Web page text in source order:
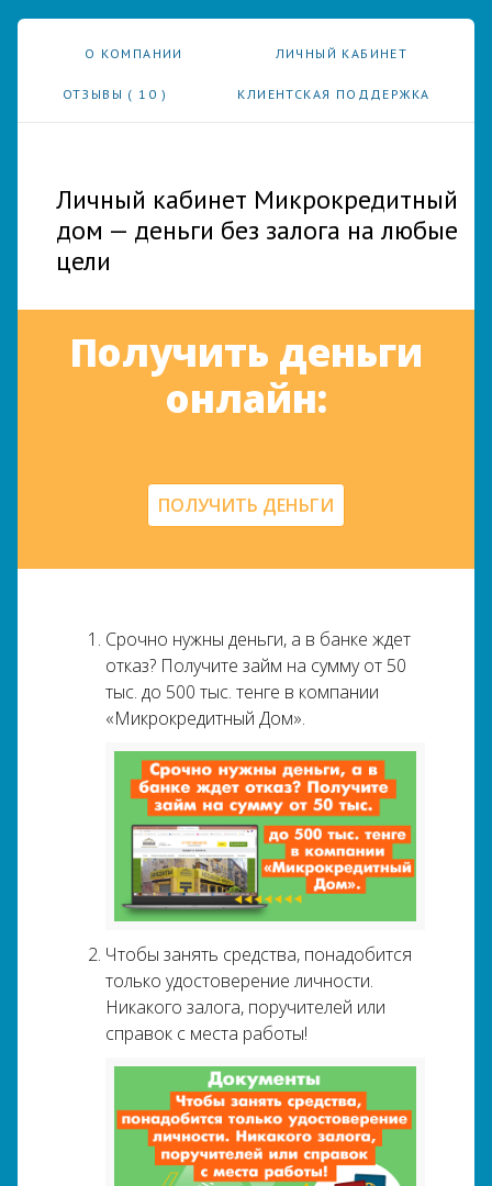
О КОМПАНИИ ЛИЧНЫЙ КАБИНЕТ
ОТЗЫВЫ ( 10) КЛИЕНТСКАЯ ПОДДЕРЖКА
Личный кабинет Микрокредитный
дом — деньги без залога на любые
цели
Получить деньги
онлайн:
ПОЛУЧИТЬ ДЕНЬГИ
Срочно нужны деньги, а в банке ждет
отказ? Получите займ на сумму от 50
тыс. до 500 тыс. тенге в компании
«Микрокредитный Дом».
Чтобы занять средства, понадобится
только удостоверение личности.
Никакого залога, поручителей или
справок с места работы!